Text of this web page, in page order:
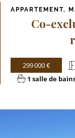
APPARTEMENT,
Co-
299 000 €
1 salle de